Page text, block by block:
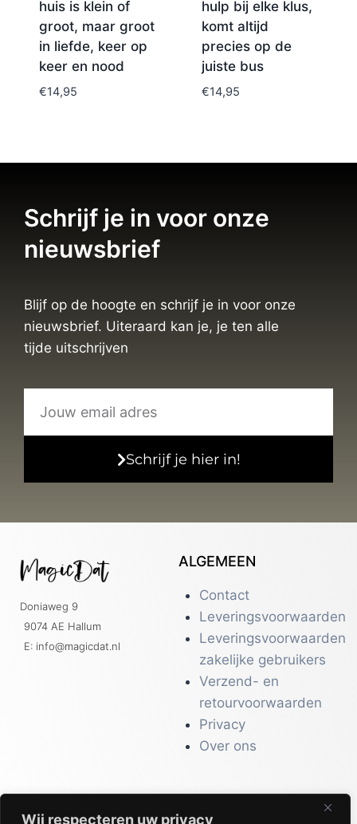
Wij respecteren uw privacy
huis is klein of
groot, maar groot
in liefde, keer op
keer en nood
€14,95
hulp bij elke klus,
komt altijd
precies op de
juiste bus
€14,95
Schrijf je in voor onze
nieuwsbrief
Blijf op de hoogte en schrijf je in voor onze
nieuwsbrief. Uiteraard kan je, je ten alle
tijde uitschrijven
Schrijf je hier in!
Doniaweg 9
9074 AE Hallum
E: info@magicdat.nl
ALGEMEEN
Contact
Leveringsvoorwaarden
Leveringsvoorwaarden
zakelijke gebruikers
Verzend- en
retourvoorwaarden
Privacy
Over ons